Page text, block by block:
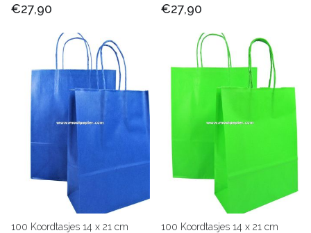
€27,90 €27,90
100 Koordtasjes 14 x 21 cm
100 Koordtasjes 14 x 21 cm